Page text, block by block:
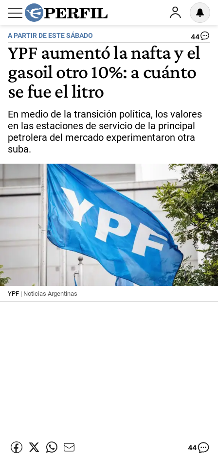
A PARTIR DE ESTE SÁBADO 44
YPF aumentó la nafta y el
gasoil otro 10%: a cuánto
se fue el litro
En medio de la transición política, los valores
en las estaciones de servicio de la principal
petrolera del mercado experimentaron otra
suba.
YPF | Noticias Argentinas
44